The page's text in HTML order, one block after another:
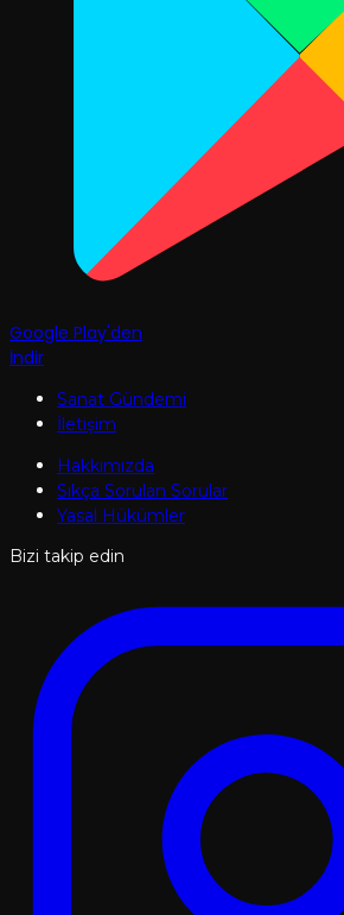
Google Play'den
İndir
Sanat Gündemi
İletişim
Hakkımızda
Sıkça Sorulan Sorular
Yasal Hükümler
Bizi takip edin